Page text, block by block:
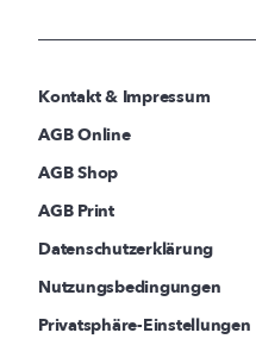
Kontakt & Impressum
AGB Online
AGB Shop
AGB Print
Datenschutzerklärung
Nutzungsbedingungen
Privatsphäre-Einstellungen